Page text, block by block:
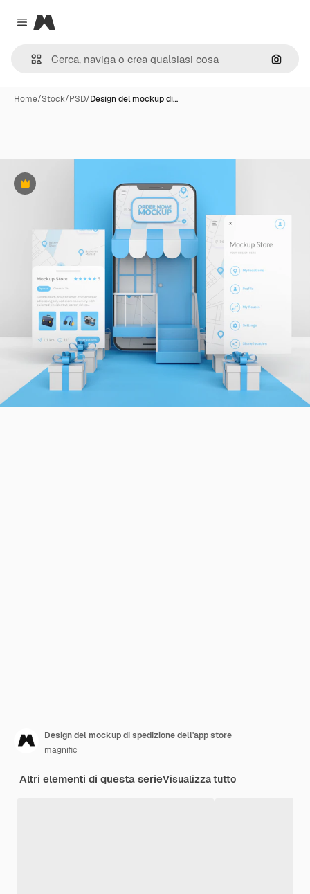
Close menu
Magnific
Cerca
Home/Stock/PSD/Design del mockup di…
Premium
Design del mockup di spedizione dell'app store
magnific
Altri elementi di questa serieVisualizza tutto